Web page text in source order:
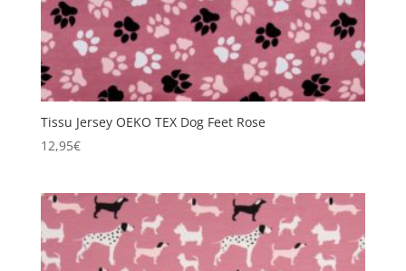
Tissu Jersey OEKO TEX Dog Feet Rose
12,95€